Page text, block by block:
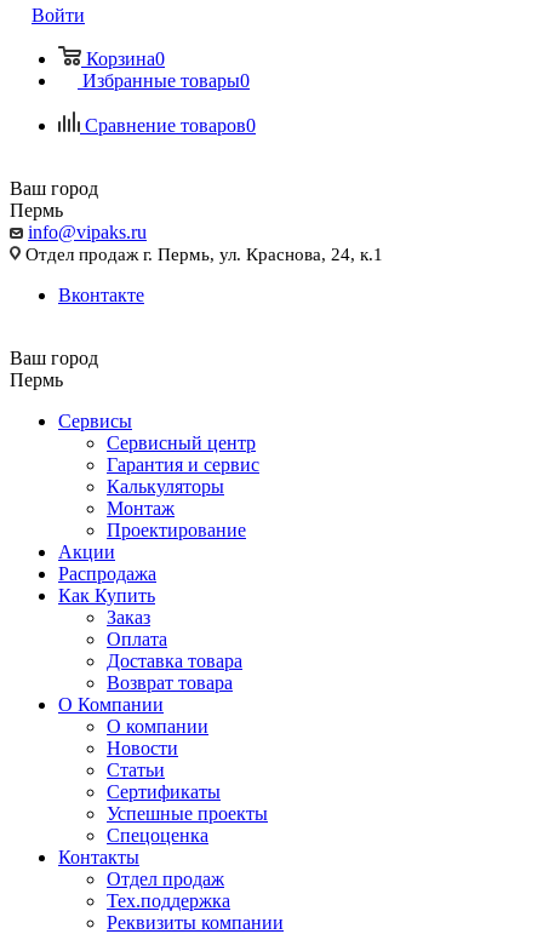
Войти
Корзина0
Избранные товары0
Сравнение товаров0
Ваш город
Пермь
info@vipaks.ru
Отдел продаж г. Пермь, ул. Краснова, 24, к.1
Вконтакте
Ваш город
Пермь
Сервисы
Сервисный центр
Гарантия и сервис
Калькуляторы
Монтаж
Проектирование
Акции
Распродажа
Как Купить
Заказ
Оплата
Доставка товара
Возврат товара
О Компании
О компании
Новости
Статьи
Сертификаты
Успешные проекты
Спецоценка
Контакты
Отдел продаж
Тех.поддержка
Реквизиты компании